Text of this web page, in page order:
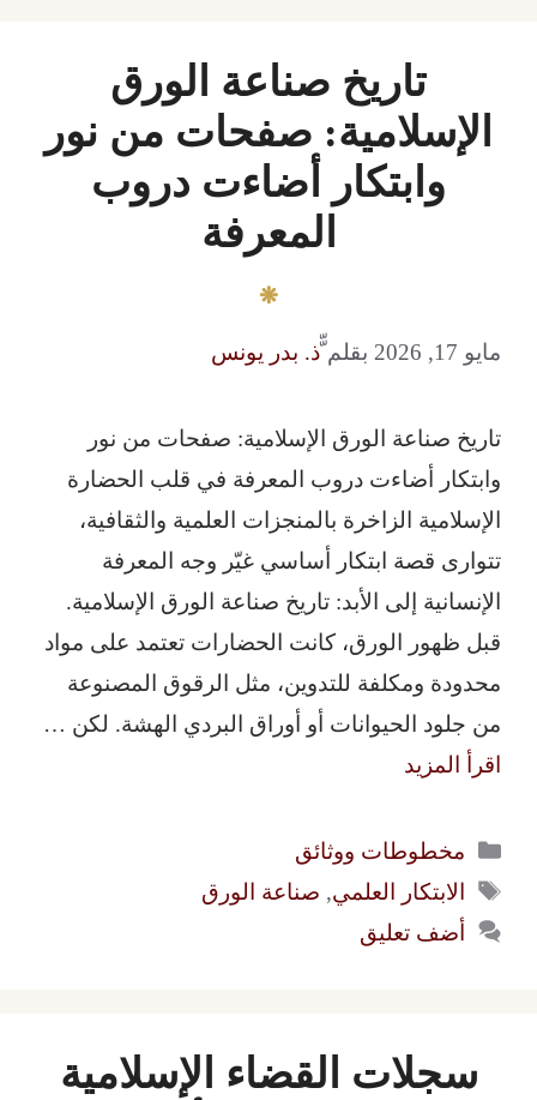
تاريخ صناعة الورق
الإسلامية: صفحات من نور
وابتكار أضاءت دروب
المعرفة
مايو 17, 2026 بقلمّّذ. بدر يونس
تاريخ صناعة الورق الإسلامية: صفحات من نور
وابتكار أضاءت دروب المعرفة في قلب الحضارة
الإسلامية الزاخرة بالمنجزات العلمية والثقافية،
تتوارى قصة ابتكار أساسي غيّر وجه المعرفة
الإنسانية إلى الأبد: تاريخ صناعة الورق الإسلامية.
قبل ظهور الورق، كانت الحضارات تعتمد على مواد
محدودة ومكلفة للتدوين، مثل الرقوق المصنوعة
من جلود الحيوانات أو أوراق البردي الهشة. لكن …
اقرأ المزيد
التصنيفات
مخطوطات ووثائق
الوسوم
الابتكار العلمي, صناعة الورق
أضف تعليق
سجلات القضاء الإسلامية